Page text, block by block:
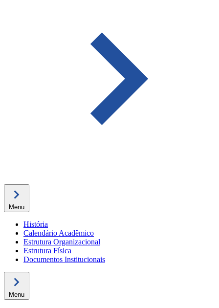
Menu
História
Calendário Acadêmico
Estrutura Organizacional
Estrutura Física
Documentos Institucionais
Menu